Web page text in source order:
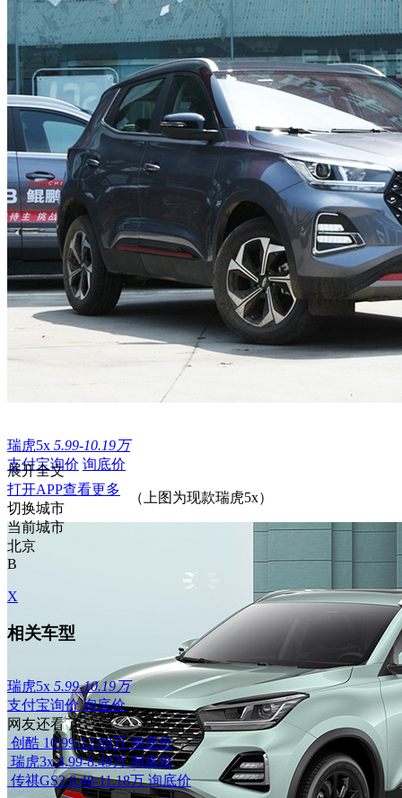
瑞虎5x 5.99-10.19万
支付宝询价 询底价
（上图为现款瑞虎5x）
展开全文
打开APP查看更多
切换城市
当前城市
北京
B
X
相关车型
瑞虎5x 5.99-10.19万
支付宝询价 询底价
网友还看了
创酷 10.99-12.89万 询底价
瑞虎3x 4.99-8.49万 询底价
传祺GS3 8.48-11.18万 询底价